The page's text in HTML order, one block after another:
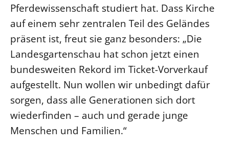
Pferdewissenschaft studiert hat. Dass Kirche
auf einem sehr zentralen Teil des Geländes
präsent ist, freut sie ganz besonders: „Die
Landesgartenschau hat schon jetzt einen
bundesweiten Rekord im Ticket-Vorverkauf
aufgestellt. Nun wollen wir unbedingt dafür
sorgen, dass alle Generationen sich dort
wiederfinden – auch und gerade junge
Menschen und Familien.“